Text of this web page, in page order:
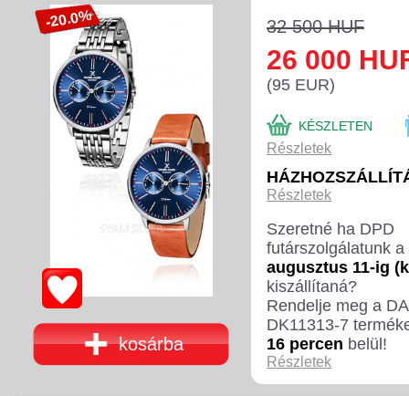
32 500 HUF
26 000
(95 EUR)
KÉSZLETEN
Részletek
Részletek
Szeretné ha DPD
futárszolgálatunk a
augusztus 11-ig
kiszállítaná?
Rendelje meg a
DK11313-7
16 percen belül!
Részletek
-20.0%
kosárba